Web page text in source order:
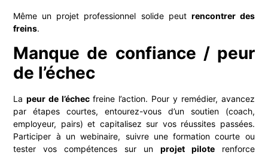
Même un projet professionnel solide peut rencontrer des
freins.
Manque de confiance / peur
de l’échec
Lapeur de l’échecfreine l’action. Pour y remédier, avancez
par étapes courtes, entourez-vous d’un soutien (coach,
employeur, pairs) et capitalisez sur vos réussites passées.
Participer à un webinaire, suivre une formation courte ou
tester vos compétences sur un projet piloterenforce